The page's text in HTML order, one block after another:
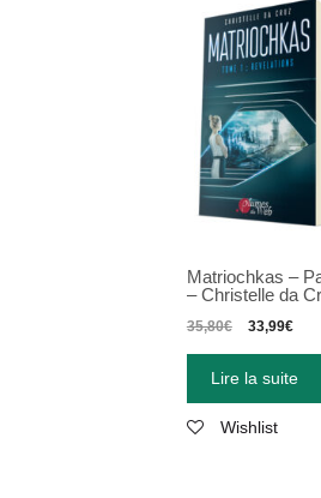
Matriochkas –
–Christelle da
35,80€ 33,99€
Lire la suite
Wishlist